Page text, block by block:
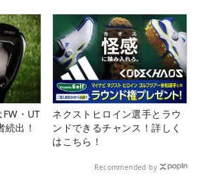
・UT
出！
ネクストヒロイン選手とラウ
ンドできるチャンス！詳しく
はこちら！
Recommended by